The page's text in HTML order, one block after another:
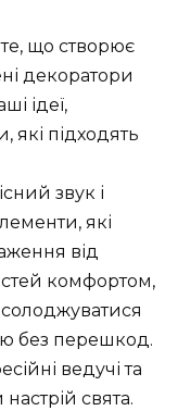
що створює
декоратори
ідеї,
підходять
звук і
які
від
комфортом,
без перешкод.
ведучі та
свята.